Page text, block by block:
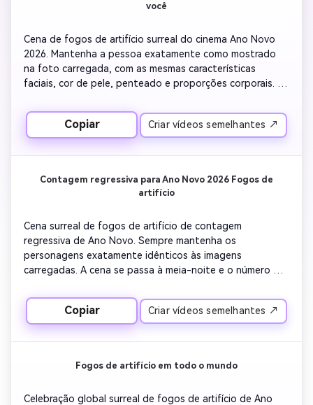
você
Cena de fogos de artifício surreal do cinema Ano Novo
2026. Mantenha a pessoa exatamente como mostrado
na foto carregada, com as mesmas características
faciais, cor de pele, penteado e proporções corporais. À
luzes suavemente iluminadas pelos edifícios
circundantes. Enormes fogos de artifício dourados e
vermelhos explodem no céu atrás do horizonte da
cidade, preenchendo todo o fundo. A luz pirotécnica
Iluminação cinematográfica, cores naturais, profundidade
4K, atmosfera realista, comemorações emocionais de Ano
Novo.
Copiar Criar vídeos semelhantes ↗
Contagem regressiva para Ano Novo 2026 Fogos de
artifício
Cena surreal de fogos de artifício de contagem
regressiva de Ano Novo. Sempre mantenha os
personagens exatamente idênticos às imagens
carregadas. A cena se passa à meia-noite e o número
regressiva atinge zero, fogos de artifício dourados
florescem ao redor dos números e enchem o céu
noturno. Luzes realistas, fumaça de fogos de artifício,
reflexos de luz e movimento cinematográfico. Estilo de
aparência animada, nenhum desenho animado.
Copiar Criar vídeos semelhantes ↗
Fogos de artifício em todo o mundo
Celebração global surreal de fogos de artifício de Ano